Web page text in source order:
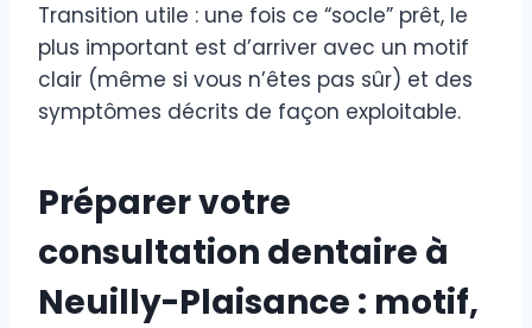
Transition utile : une fois ce “socle” prêt, le
plus important est d’arriver avec un motif
clair (même si vous n’êtes pas sûr) et des
symptômes décrits de façon exploitable.
Préparer votre
consultation dentaire à
Neuilly-Plaisance : motif,